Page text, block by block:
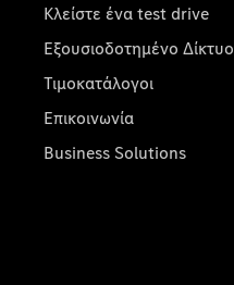
Κλείστε ένα test drive
Εξουσιοδοτημένο Δίκτυο
Τιμοκατάλογοι
Επικοινωνία
Business Solutions